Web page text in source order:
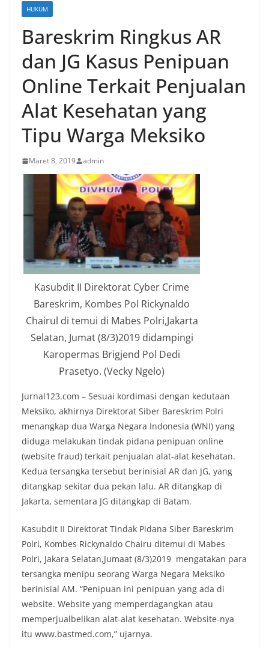
HUKUM
Bareskrim Ringkus AR
dan JG Kasus Penipuan
Online Terkait Penjualan
Alat Kesehatan yang
Tipu Warga Meksiko
Maret 8, 2019 admin
Kasubdit II Direktorat Cyber Crime
Bareskrim, Kombes Pol Rickynaldo
Chairul di temui di Mabes Polri,Jakarta
Selatan, Jumat (8/3)2019 didampingi
Karopermas Brigjend Pol Dedi
Prasetyo. (Vecky Ngelo)
Jurnal123.com – Sesuai kordimasi dengan kedutaan
Meksiko, akhirnya Direktorat Siber Bareskrim Polri
menangkap dua Warga Negara Indonesia (WNI) yang
diduga melakukan tindak pidana penipuan online
(website fraud) terkait penjualan alat-alat kesehatan.
Kedua tersangka tersebut berinisial AR dan JG, yang
ditangkap sekitar dua pekan lalu. AR ditangkap di
Jakarta, sementara JG ditangkap di Batam.
Kasubdit II Direktorat Tindak Pidana Siber Bareskrim
Polri, Kombes Rickynaldo Chairu ditemui di Mabes
Polri, Jakara Selatan,Jumaat (8/3)2019 mengatakan para
tersangka menipu seorang Warga Negara Meksiko
berinisial AM. “Penipuan ini penipuan yang ada di
website. Website yang memperdagangkan atau
memperjualbelikan alat-alat kesehatan. Website-nya
itu www.bastmed.com,” ujarnya.